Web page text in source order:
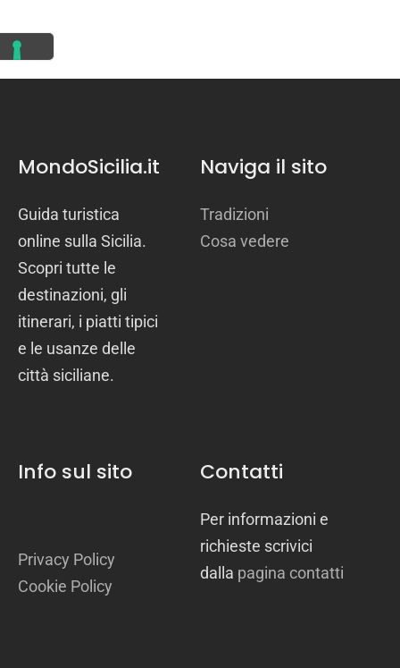
MondoSicilia.it
Guida turistica
online sulla Sicilia.
Scopri tutte le
destinazioni, gli
itinerari, i piatti tipici
e le usanze delle
città siciliane.
Naviga il sito
Tradizioni
Cosa vedere
Info sul sito
Privacy Policy
Cookie Policy
Contatti
Per informazioni e
richieste scrivici
dalla pagina contatti